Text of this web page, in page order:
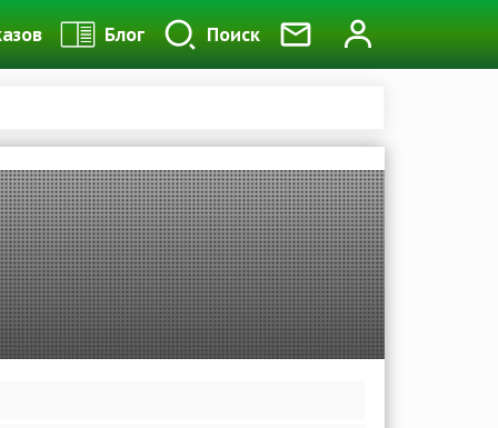
Блог Поиск